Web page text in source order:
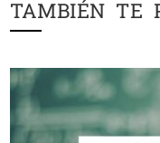
TAMBIÉN TE